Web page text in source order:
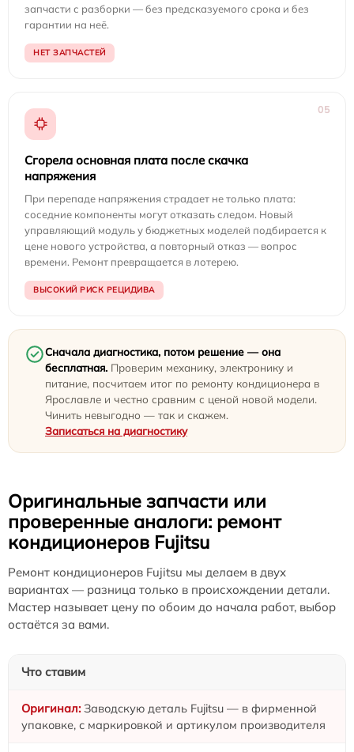
запчасти с разборки — без предсказуемого срока и без
гарантии на неё.
НЕТ ЗАПЧАСТЕЙ
05
Сгорела основная плата после скачка
напряжения
При перепаде напряжения страдает не только плата:
соседние компоненты могут отказать следом. Новый
управляющий модуль у бюджетных моделей подбирается к
цене нового устройства, а повторный отказ — вопрос
времени. Ремонт превращается в лотерею.
ВЫСОКИЙ РИСК РЕЦИДИВА
Сначала диагностика, потом решение — она
бесплатная. Проверим механику, электронику и
питание, посчитаем итог по ремонту кондиционера в
Ярославле и честно сравним с ценой новой модели.
Чинить невыгодно — так и скажем.
Записаться на диагностику
Оригинальные запчасти или
проверенные аналоги: ремонт
кондиционеров Fujitsu
Ремонт кондиционеров Fujitsu мы делаем в двух
вариантах — разница только в происхождении детали.
Мастер называет цену по обоим до начала работ, выбор
остаётся за вами.
Что ставим
Заводскую деталь Fujitsu — в фирменной
упаковке, с маркировкой и артикулом производителя